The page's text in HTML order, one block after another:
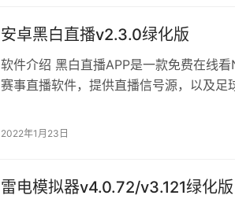
安卓黑白直播v2.3.0绿化版
软件介绍 黑白直播APP是一款免费在线
赛事直播软件，提供直播信号源，以及足
2022年1月23日
雷电模拟器v4.0.72/v3.121绿化版